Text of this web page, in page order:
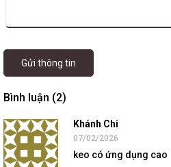
Gửi thông tin
Bình luận (2)
Khánh Chi
07/02/2026
keo có ứng dụng cao